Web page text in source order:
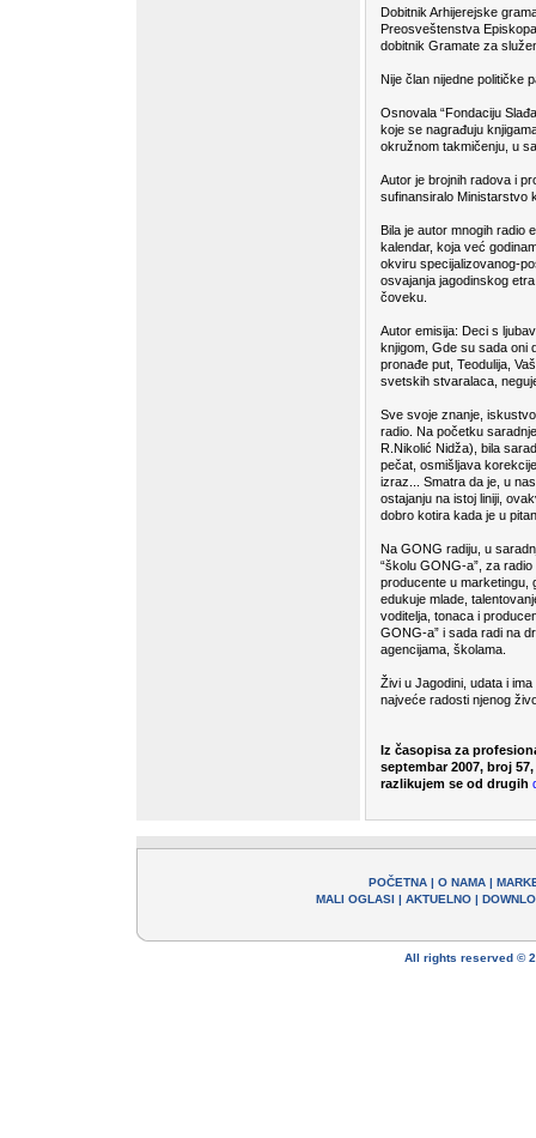
Dobitnik Arhijerejske
Preosveštenstva
dobitnik Gramate za
Nije član nijedne političke
Osnovala “Fondaciju
koje se nagrađuju
okružnom takmičenju, u
Autor je brojnih radova i
sufinansiralo Ministarstvo
Bila je autor mnogih radio
kalendar, koja već
okviru specijalizovanog-
osvajanja jagodinskog
čoveku.
Autor emisija: Deci s
knjigom, Gde su sada oni
pronađe put, Teodulija,
svetskih stvaralaca,
Sve svoje znanje,
radio. Na početku
R.Nikolić Nidža), bila
pečat, osmišljava
izraz... Smatra da je, u
ostajanju na istoj liniji,
dobro kotira kada je u
Na GONG radiju, u
“školu GONG-a”, za
producente u marketingu,
edukuje mlade,
voditelja, tonaca i
GONG-a” i sada radi na
agencijama, školama.
Živi u Jagodini, udata i
najveće radosti njenog
Iz časopisa za
septembar 2007, broj
razlikujem se od drugih
POČETNA | O NAMA|
MALI OGLASI | AKTUELNO |
All rights reserved ©